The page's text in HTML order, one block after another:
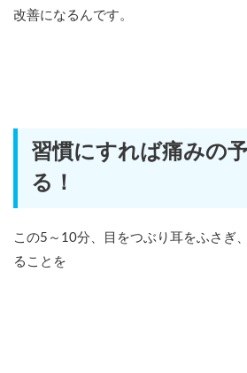
改善になるんです。
習慣にすれば痛みの
る！
この5～10分、目をつぶり耳をふさぎ
ることを